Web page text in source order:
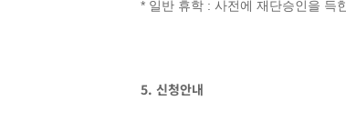
* 일반 휴학 : 사전에 재단승인을 득
5. 신청안내